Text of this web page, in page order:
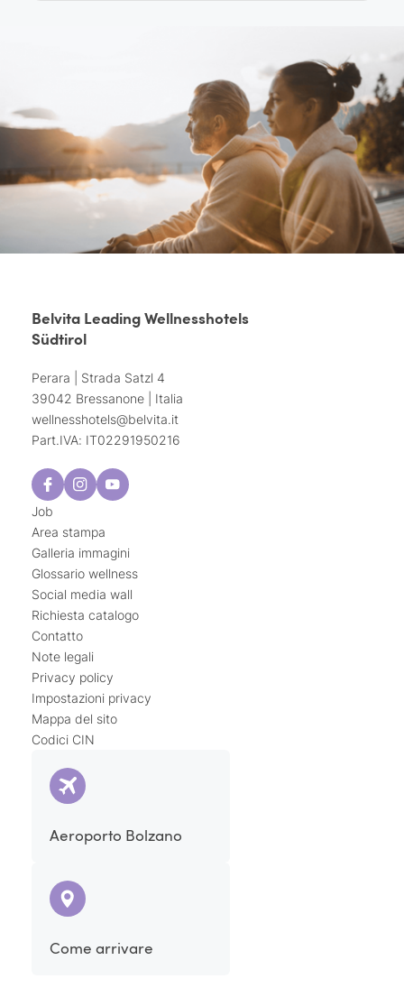
Belvita Leading Wellnesshotels
Südtirol
Perara | Strada Satzl 4
39042 Bressanone | Italia
wellnesshotels@belvita.it
Part.IVA: IT02291950216
Job
Area stampa
Galleria immagini
Glossario wellness
Social media wall
Richiesta catalogo
Contatto
Note legali
Privacy policy
Impostazioni privacy
Mappa del sito
Codici CIN
Aeroporto Bolzano
Come arrivare